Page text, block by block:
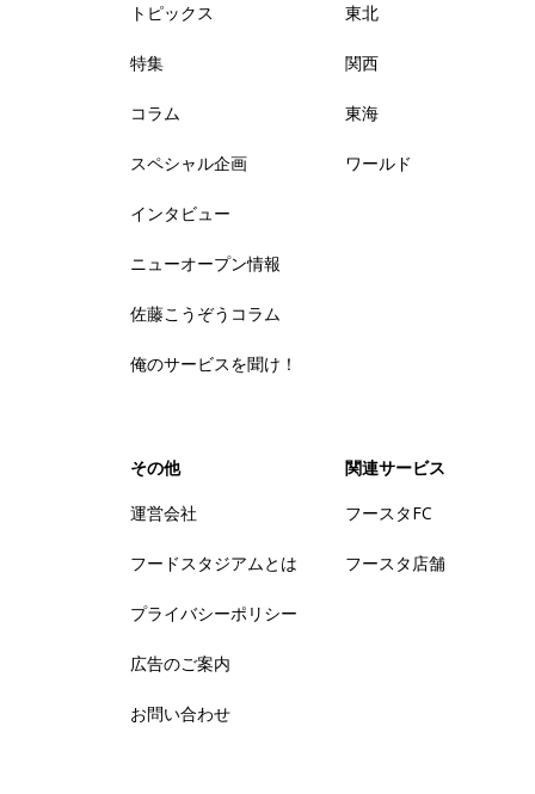
トピックス
特集
コラム
スペシャル企画
インタビュー
ニューオープン情報
佐藤こうぞうコラム
俺のサービスを聞け！
東北
関西
東海
ワールド
その他
運営会社
フードスタジアムとは
プライバシーポリシー
広告のご案内
お問い合わせ
関連サービス
フースタFC
フースタ店舗